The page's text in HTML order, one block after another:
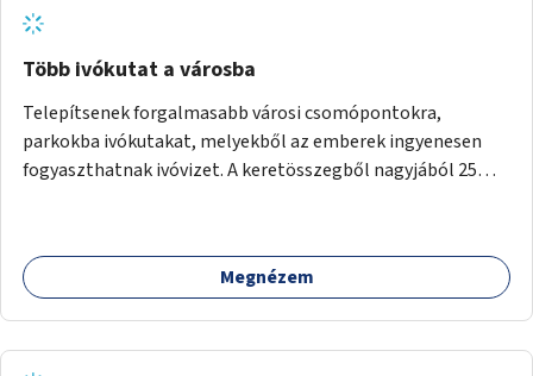
Több ivókutat a városba
Telepítsenek forgalmasabb városi csomópontokra,
parkokba ivókutakat, melyekből az emberek ingyenesen
fogyaszthatnak ivóvizet. A keretösszegből nagyjából 25
Megnézem